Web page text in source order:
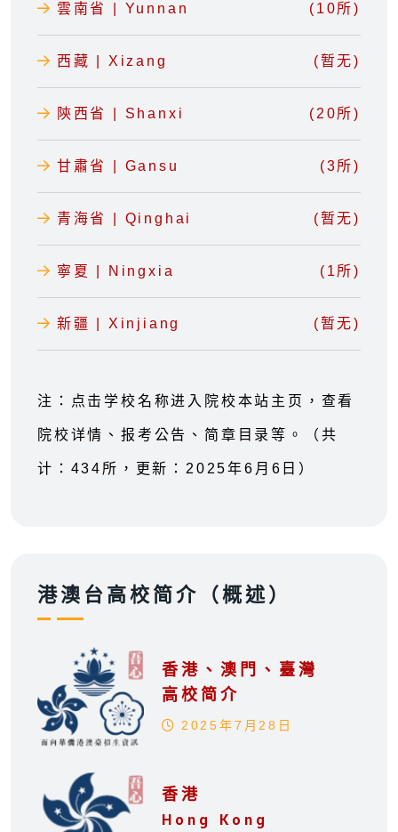
雲南省 | Yunnan (10所)
西藏 | Xizang (暂无)
陝西省 | Shanxi (20所)
甘肅省 | Gansu (3所)
青海省 | Qinghai (暂无)
寧夏 | Ningxia (1所)
新疆 | Xinjiang (暂无)
注：点击学校名称进入院校本站主页，查看
院校详情、报考公告、简章目录等。（共
计：434所，更新：2025年6月6日）
港澳台高校简介（概述）
香港、澳門、臺灣
高校简介
2025年7月28日
香港
Hong Kong